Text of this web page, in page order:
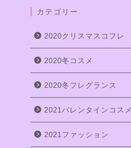
カテゴリー
2020クリスマスコフレ
2020冬コスメ
2020冬フレグランス
2021バレンタインコスメ
2021ファッション